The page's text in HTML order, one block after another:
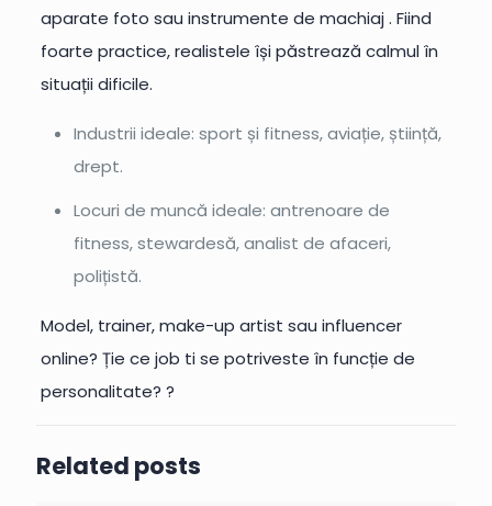
aparate foto sau instrumente de machiaj . Fiind
foarte practice, realistele își păstrează calmul în
situații dificile.
Industrii ideale: sport și fitness, aviație, știință,
drept.
Locuri de muncă ideale: antrenoare de
fitness, stewardesă, analist de afaceri,
polițistă.
Model, trainer, make-up artist sau influencer
online? Ție ce job ti se potriveste în funcție de
personalitate? ?
Related posts